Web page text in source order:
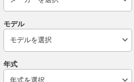
モデル
年式